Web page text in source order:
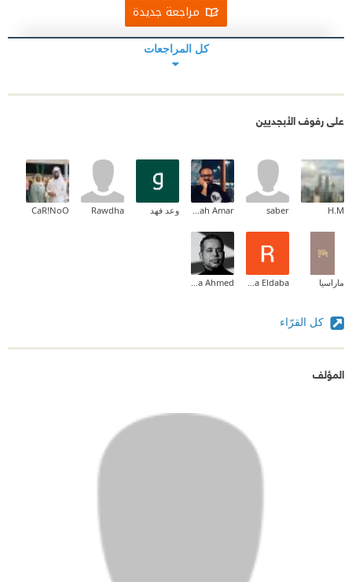
مراجعة جديدة
كل المراجعات
على رفوف الأبجديين
H.M
saber وعد فهد Rawdha
CaR!NoO
ماراسيا
كل القرّاء
المؤلف